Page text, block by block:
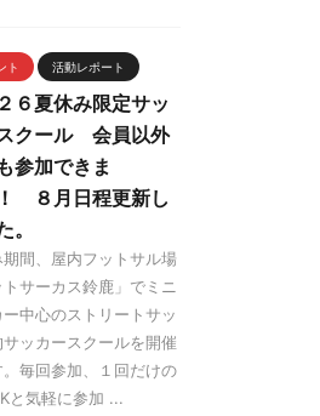
ト 活動レポート
６夏休み限定サッ
クール 会員以外
参加できま
８月日程更新し
。
期間、屋内フットサル場
トサーカス鈴鹿」でミニ
中心のストリートサッ
サッカースクールを開催
。毎回参加、１回だけの
と気軽に参加 ...